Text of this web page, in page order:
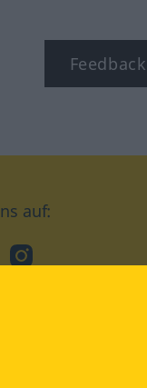
auf:
Instagram